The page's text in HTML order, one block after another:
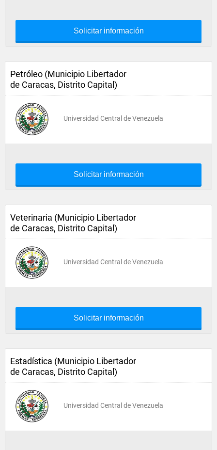
Solicitar información
Petróleo (Municipio Libertador
de Caracas, Distrito Capital)
Universidad Central de Venezuela
Solicitar información
Veterinaria (Municipio Libertador
de Caracas, Distrito Capital)
Universidad Central de Venezuela
Solicitar información
Estadística (Municipio Libertador
de Caracas, Distrito Capital)
Universidad Central de Venezuela